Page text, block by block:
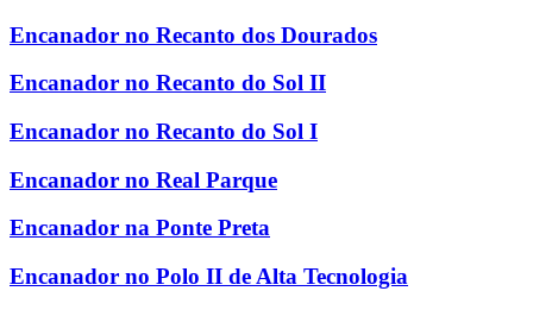
Encanador no Recanto dos Dourados
Encanador no Recanto do Sol II
Encanador no Recanto do Sol I
Encanador no Real Parque
Encanador na Ponte Preta
Encanador no Polo II de Alta Tecnologia